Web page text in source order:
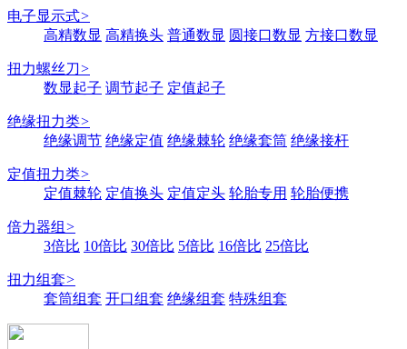
电子显示式>
高精数显 高精换头 普通数显 圆接口数显 方接口数显
扭力螺丝刀>
数显起子 调节起子 定值起子
绝缘扭力类>
绝缘调节 绝缘定值 绝缘棘轮 绝缘套筒 绝缘接杆
定值扭力类>
定值棘轮 定值换头 定值定头 轮胎专用 轮胎便携
倍力器组 >
3倍比 10倍比 30倍比 5倍比 16倍比 25倍比
扭力组套>
套筒组套 开口组套 绝缘组套 特殊组套